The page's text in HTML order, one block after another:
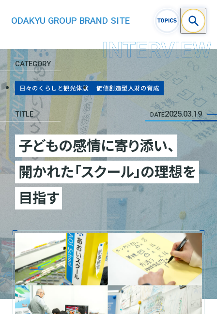
ODAKYU GROUP BRAND SITE
CATEGORY
日々のくらしと観光体験 価値創造型人財の育成
TITLE DATE2025.03.19
子どもの感情に寄り添い、
開かれた「スクール」の理想を
目指す